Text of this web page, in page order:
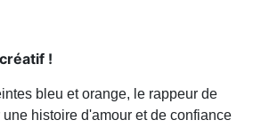
!
bleu et orange, le rappeur de
histoire d'amour et de confiance